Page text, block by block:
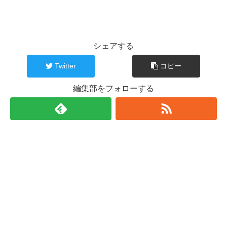
シェアする
Twitter コピー
編集部をフォローする